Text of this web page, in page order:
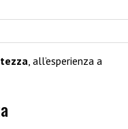
, all’esperienza a